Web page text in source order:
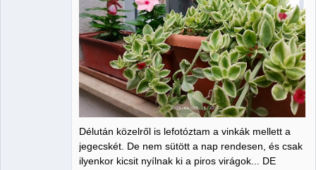
Délután közelről is lefotóztam a vinkák mellett a
jegecskét. De nem sütött a nap rendesen, és csak
ilyenkor kicsit nyílnak ki a piros virágok... DE